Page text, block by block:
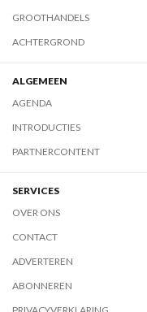
GROOTHANDELS
ACHTERGROND
ALGEMEEN
AGENDA
INTRODUCTIES
PARTNERCONTENT
SERVICES
OVER ONS
CONTACT
ADVERTEREN
ABONNEREN
PRIVACYVERKLARING